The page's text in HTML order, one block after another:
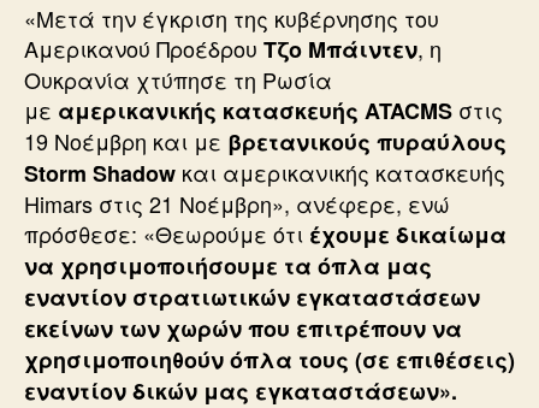
«Μετά την έγκριση της κυβέρνησης του
Αμερικανού Προέδρου Τζο Μπάιντεν, η
Ουκρανία χτύπησε τη Ρωσία
με αμερικανικής κατασκευής ATACMS στις
19 Νοέμβρη και με βρετανικούς πυραύλους
Storm Shadow και αμερικανικής κατασκευής
Himars στις 21 Νοέμβρη», ανέφερε, ενώ
πρόσθεσε: «Θεωρούμε ότι έχουμε δικαίωμα
να χρησιμοποιήσουμε τα όπλα μας
εναντίον στρατιωτικών εγκαταστάσεων
εκείνων των χωρών που επιτρέπουν να
χρησιμοποιηθούν όπλα τους (σε επιθέσεις)
εναντίον δικών μας εγκαταστάσεων».